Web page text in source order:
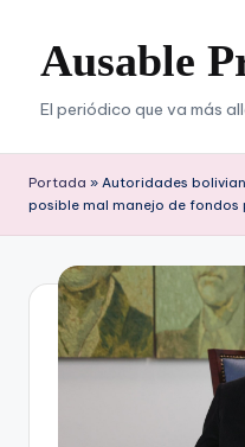
contenido
Ausable
El periódico que va más
Portada » Autoridades
posible mal manejo de fondos